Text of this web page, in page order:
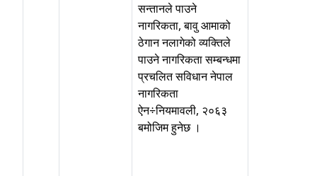
सन्तानले पाउने
नागरिकता, बावु आमाको
ठेगान नलागेको व्यक्तिले
पाउने नागरिकता सम्बन्धमा
प्रचलित सविधान नेपाल
नागरिकता
ऐन÷नियमावली, २०६३
बमोजिम हुनेछ ।